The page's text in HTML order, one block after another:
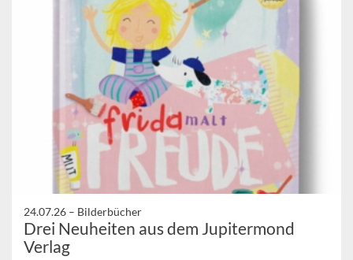
24.07.26 – Bilderbücher
Drei Neuheiten aus dem Jupitermond
Verlag